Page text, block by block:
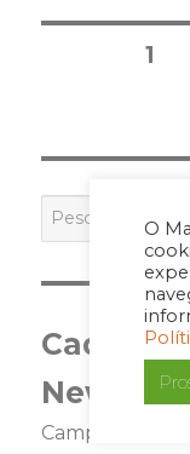
O
Posts
PÁGINA1
por:
Campos